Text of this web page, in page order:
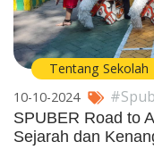
Tentang Sekolah
10-10-2024
SPUBER Road to
Sejarah dan